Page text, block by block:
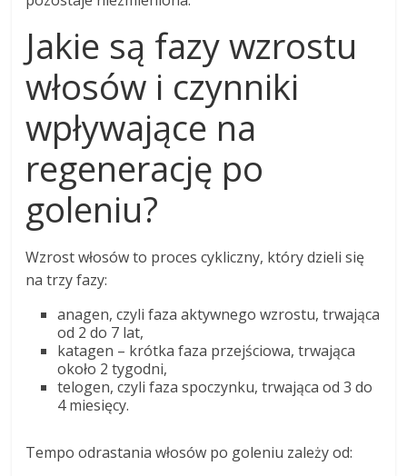
Jakie są fazy wzrostu
włosów i czynniki
wpływające na
regenerację po
goleniu?
Wzrost włosów to proces cykliczny, który dzieli się
na trzy fazy:
anagen, czyli faza aktywnego wzrostu, trwająca
od 2 do 7 lat,
katagen – krótka faza przejściowa, trwająca
około 2 tygodni,
telogen, czyli faza spoczynku, trwająca od 3 do
4 miesięcy.
Tempo odrastania włosów po goleniu zależy od: